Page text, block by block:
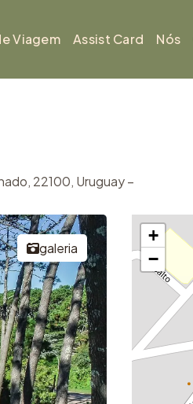
Viagem Assist Card Nós
22100, Uruguay –
galeria
+
−